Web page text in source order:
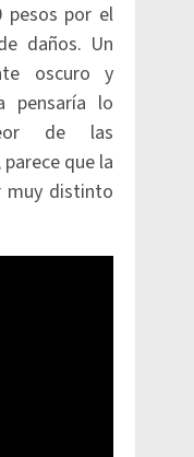
pesos por el
daños. Un
oscuro y
pensaría lo
de las
que la
muy distinto